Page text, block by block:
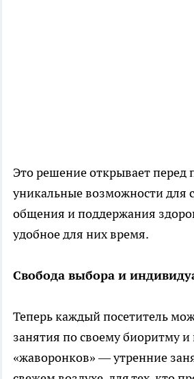
Это решение открывает перед
уникальные возможности для
общения и поддержания
удобное для них время.
Свобода выбора и
Теперь каждый посетитель
занятия по своему биоритму и
«жаворонков» — утренние